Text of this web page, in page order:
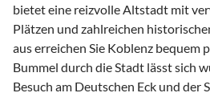
bietet eine reizvolle Altstadt mit
Plätzen und zahlreichen
aus erreichen Sie Koblenz bequem
Bummel durch die Stadt lässt sich
Besuch am Deutschen Eck und der